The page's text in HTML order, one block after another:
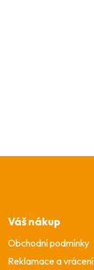
Váš nákup
Obchodní podmínky
Reklamace a vrácení